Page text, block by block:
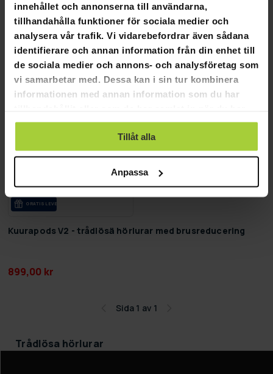
innehållet och annonserna till användarna,
tillhandahålla funktioner för sociala medier och
analysera vår trafik. Vi vidarebefordrar även sådana
identifierare och annan information från din enhet till
de sociala medier och annons- och analysföretag som
vi samarbetar med. Dessa kan i sin tur kombinera
informationen med annan information som du har
använt deras tjänster.
Tillåt alla
Anpassa
790,00 kr
1 490,00 kr 390,00 kr
1 290,00 kr
GRA­TIS LE­VE­RANS
Kuurapods V2 - trådlösä hörlurar med brusreducering
899,00 kr
Sida 1 av 1
Trådlösa hörlurar